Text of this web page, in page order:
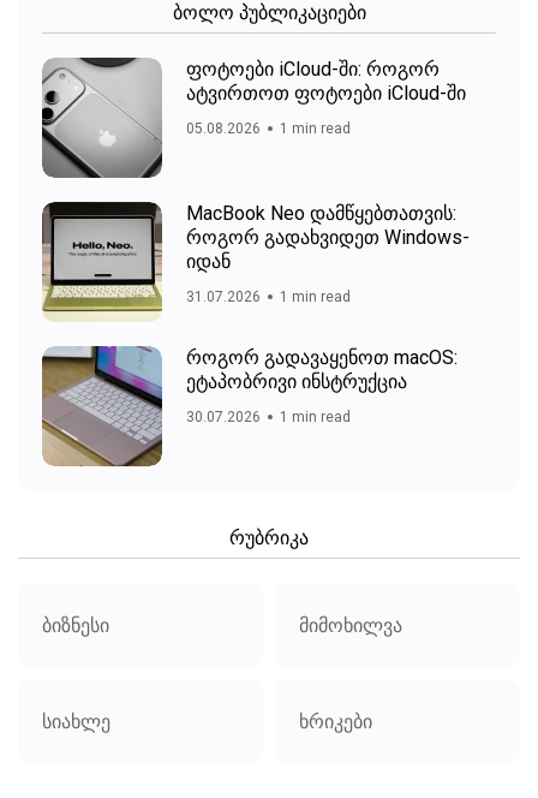
ბოლო პუბლიკაციები
ფოტოები iCloud-ში: როგორ
ატვირთოთ ფოტოები iCloud-ში
05.08.2026 1 min read
MacBook Neo დამწყებთათვის:
როგორ გადახვიდეთ Windows-
იდან
31.07.2026 1 min read
როგორ გადავაყენოთ macOS:
ეტაპობრივი ინსტრუქცია
30.07.2026 1 min read
რუბრიკა
ბიზნესი მიმოხილვა
სიახლე ხრიკები